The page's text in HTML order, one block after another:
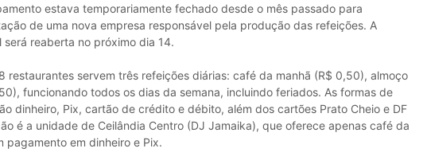
estava temporariamente fechado desde o mês passado para
de uma nova empresa responsável pela produção das refeições. A
será reaberta no próximo dia 14.
restaurantes servem três refeições diárias: café da manhã (R$ 0,50), almoço
funcionando todos os dias da semana, incluindo feriados. As formas de
dinheiro, Pix, cartão de crédito e débito, além dos cartões Prato Cheio e DF
é a unidade de Ceilândia Centro (DJ Jamaika), que oferece apenas café da
pagamento em dinheiro e Pix.